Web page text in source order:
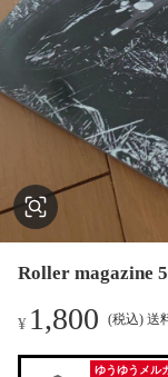
Roller
¥ 1,800 (税込) 送
ゆうゆうメル